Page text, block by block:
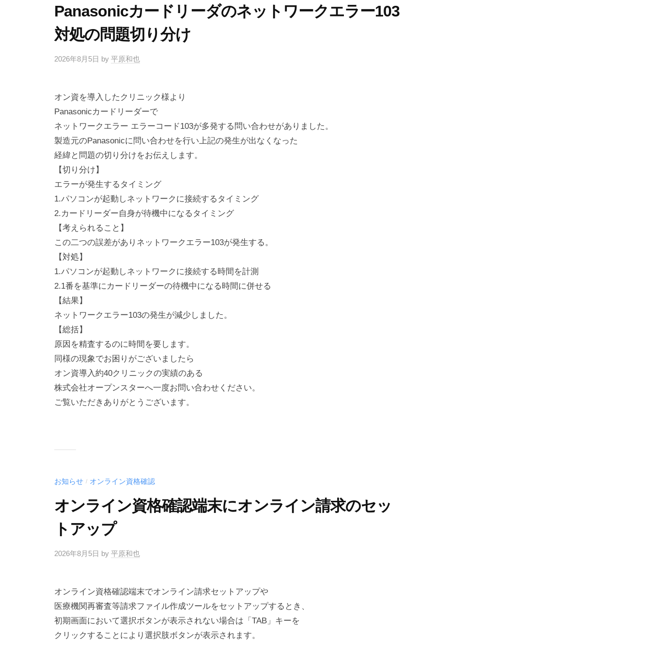
Panasonicカードリーダのネットワークエラー103
対処の問題切り分け
2026年8月5日 by 平原和也
オン資を導入したクリニック様より
Panasonicカードリーダーで
ネットワークエラー エラーコード103が多発する問い合わせがありました。
製造元のPanasonicに問い合わせを行い上記の発生が出なくなった
経緯と問題の切り分けをお伝えします。
【切り分け】
エラーが発生するタイミング
1.パソコンが起動しネットワークに接続するタイミング
2.カードリーダー自身が待機中になるタイミング
【考えられること】
この二つの誤差がありネットワークエラー103が発生する。
【対処】
1.パソコンが起動しネットワークに接続する時間を計測
2.1番を基準にカードリーダーの待機中になる時間に併せる
【結果】
ネットワークエラー103の発生が減少しました。
【総括】
原因を精査するのに時間を要します。
同様の現象でお困りがございましたら
オン資導入約40クリニックの実績のある
株式会社オープンスターへ一度お問い合わせください。
ご覧いただきありがとうございます。
お知らせ / オンライン資格確認
オンライン資格確認端末にオンライン請求のセッ
トアップ
2026年8月5日 by 平原和也
オンライン資格確認端末でオンライン請求セットアップや
医療機関再審査等請求ファイル作成ツールをセットアップするとき、
初期画面において選択ボタンが表示されない場合は「TAB」キーを
クリックすることにより選択肢ボタンが表示されます。